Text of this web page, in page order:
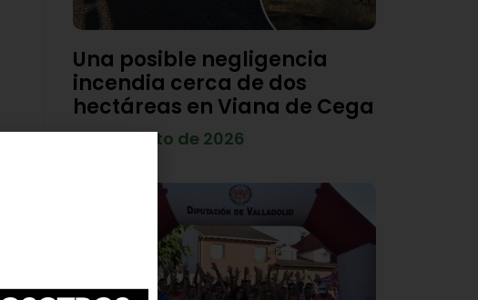
Una posible negligencia
incendia cerca de dos
hectáreas en Viana de Cega
7 de agosto de 2026